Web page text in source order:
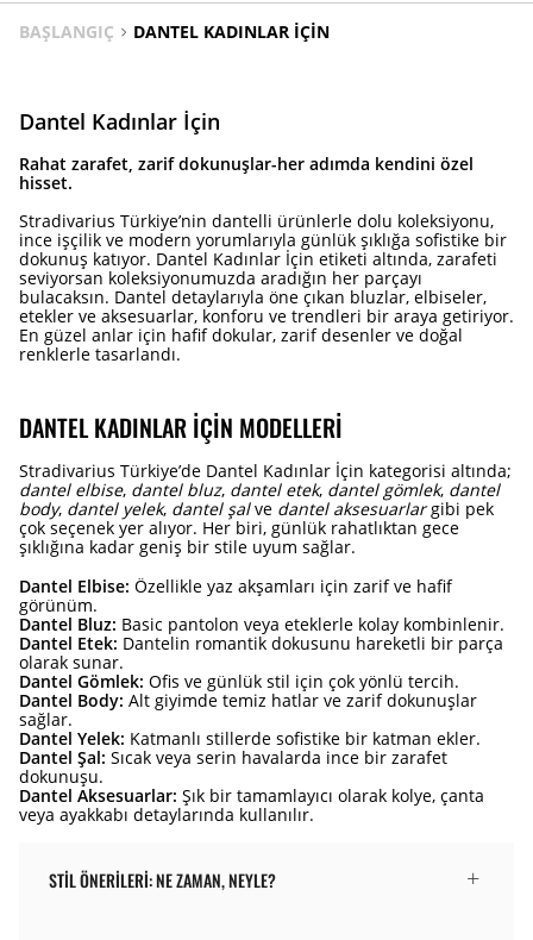
BAŞLANGIÇ DANTEL KADINLAR İÇIN
Dantel Kadınlar İçin
Rahat zarafet, zarif dokunuşlar-her adımda kendini özel
hisset.
Stradivarius Türkiye’nin dantelli ürünlerle dolu koleksiyonu,
ince işçilik ve modern yorumlarıyla günlük şıklığa sofistike bir
dokunuş katıyor. Dantel Kadınlar İçin etiketi altında, zarafeti
seviyorsan koleksiyonumuzda aradığın her parçayı
bulacaksın. Dantel detaylarıyla öne çıkan bluzlar, elbiseler,
etekler ve aksesuarlar, konforu ve trendleri bir araya getiriyor.
En güzel anlar için hafif dokular, zarif desenler ve doğal
renklerle tasarlandı.
DANTEL KADINLAR İÇIN MODELLERI
Stradivarius Türkiye’de Dantel Kadınlar İçin kategorisi altında;
dantel elbise, dantel bluz, dantel etek, dantel gömlek, dantel
body, dantel yelek, dantel şalve dantel aksesuarlargibi pek
çok seçenek yer alıyor. Her biri, günlük rahatlıktan gece
şıklığına kadar geniş bir stile uyum sağlar.
Dantel Elbise: Özellikle yaz akşamları için zarif ve hafif
görünüm.
Dantel Bluz: Basic pantolon veya eteklerle kolay kombinlenir.
Dantel Etek: Dantelin romantik dokusunu hareketli bir parça
olarak sunar.
Dantel Gömlek: Ofis ve günlük stil için çok yönlü tercih.
Dantel Body: Alt giyimde temiz hatlar ve zarif dokunuşlar
sağlar.
Dantel Yelek: Katmanlı stillerde sofistike bir katman ekler.
Dantel Şal: Sıcak veya serin havalarda ince bir zarafet
dokunuşu.
Dantel Aksesuarlar: Şık bir tamamlayıcı olarak kolye, çanta
veya ayakkabı detaylarında kullanılır.
STIL ÖNERILERI: NE ZAMAN, NEYLE?